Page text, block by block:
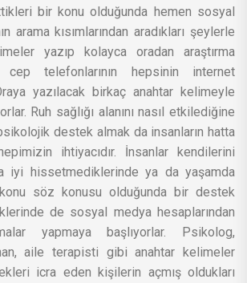
bir konu olduğunda hemen sosyal
arama kısımlarından aradıkları şeylerle
yazıp kolayca oradan araştırma
cep telefonlarının hepsinin internet
yazılacak birkaç anahtar kelimeyle
Ruh sağlığı alanını nasıl etkilediğine
destek almak da insanların hatta
ihtiyacıdır. İnsanlar kendilerini
iyi hissetmediklerinde ya da yaşamda
konu söz konusu olduğunda bir destek
de sosyal medya hesaplarından
yapmaya başlıyorlar. Psikolog,
aile terapisti gibi anahtar kelimeler
icra eden kişilerin açmış oldukları